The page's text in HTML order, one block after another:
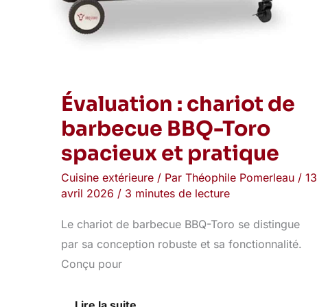
Évaluation : chariot de
barbecue BBQ-Toro
spacieux et pratique
Cuisine extérieure / Par Théophile Pomerleau / 13
avril 2026 / 3 minutes de lecture
Le chariot de barbecue BBQ-Toro se distingue
par sa conception robuste et sa fonctionnalité.
Conçu pour